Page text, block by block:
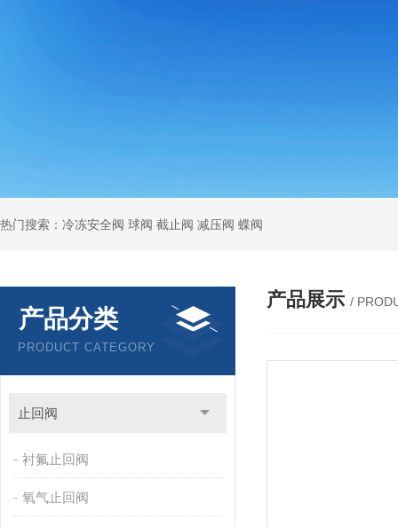
热门搜索：冷冻安全阀 球阀 截止阀 减压阀 蝶阀
产品分类
PRODUCT CATEGORY
止回阀
衬氟止回阀
氧气止回阀
产品展示 /